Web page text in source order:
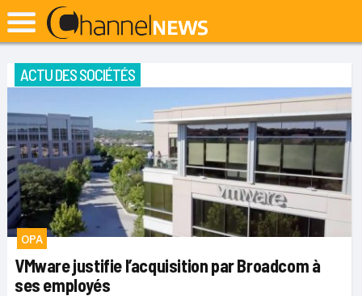
ACTU DES SOCIÉTÉS
OPA
VMware justifie l’acquisition par Broadcom à
ses employés